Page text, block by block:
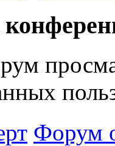
Форум